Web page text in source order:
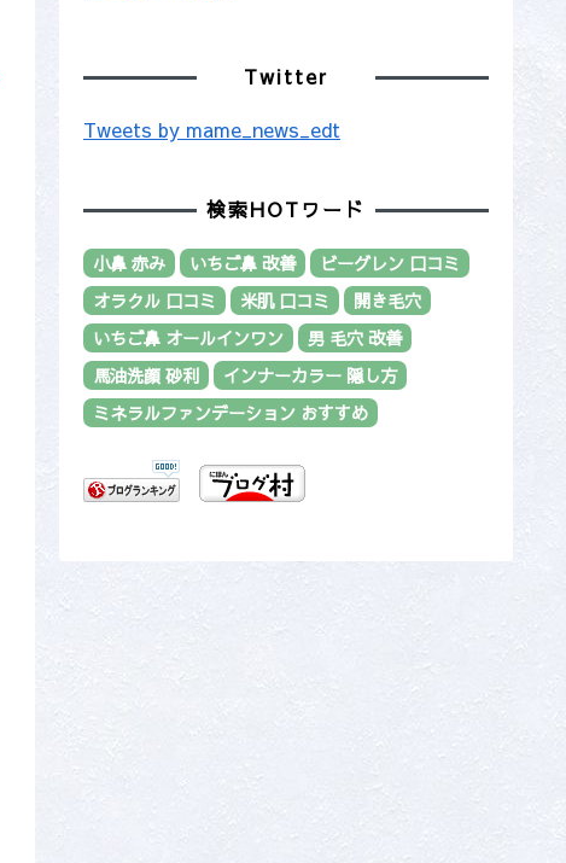
Twitter
Tweets by mame_news_edt
検索HOTワード
小鼻 赤み いちご鼻 改善
ビーグレン 口コミ
オラクル 口コミ
米肌 口コミ
開き毛穴
いちご鼻 オールインワン
男 毛穴 改善
馬油洗顔 砂利
インナーカラー 隠し方
ミネラルファンデーション おすすめ